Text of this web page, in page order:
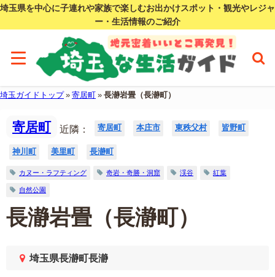
埼玉県を中心に子連れや家族で楽しむお出かけスポット・観光やレジャ
ー・生活情報のご紹介
埼玉ガイドトップ» 寄居町 » 長瀞岩畳（長瀞町）
寄居町 近隣： 寄居町 本庄市 東秩父村 皆野町
神川町 美里町 長瀞町
カヌー・ラフティング 奇岩・奇勝・洞窟 渓谷 紅葉
自然公園
長瀞岩畳（長瀞町）
埼玉県長瀞町長瀞